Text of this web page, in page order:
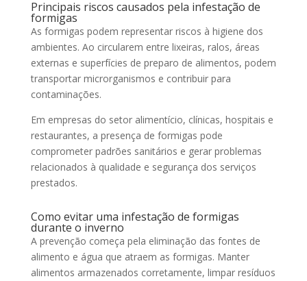
Principais riscos causados pela infestação de
formigas
As formigas podem representar riscos à higiene dos
ambientes. Ao circularem entre lixeiras, ralos, áreas
externas e superfícies de preparo de alimentos, podem
transportar microrganismos e contribuir para
contaminações.
Em empresas do setor alimentício, clínicas, hospitais e
restaurantes, a presença de formigas pode
comprometer padrões sanitários e gerar problemas
relacionados à qualidade e segurança dos serviços
prestados.
Como evitar uma infestação de formigas
durante o inverno
A prevenção começa pela eliminação das fontes de
alimento e água que atraem as formigas. Manter
alimentos armazenados corretamente, limpar resíduos